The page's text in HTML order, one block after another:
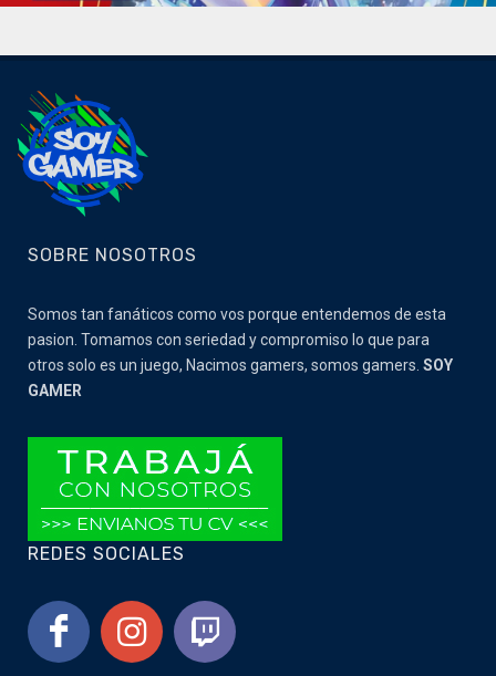
SOBRE NOSOTROS
Somos tan fanáticos como vos porque entendemos de esta
pasion. Tomamos con seriedad y compromiso lo que para
otros solo es un juego, Nacimos gamers, somos gamers. SOY
GAMER
REDES SOCIALES